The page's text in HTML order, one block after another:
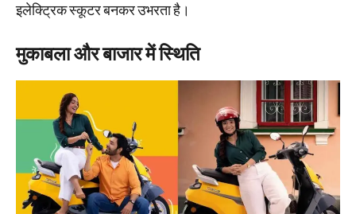
इलेक्ट्रिक स्कूटर बनकर उभरता है।
मुकाबला और बाजार में स्थिति